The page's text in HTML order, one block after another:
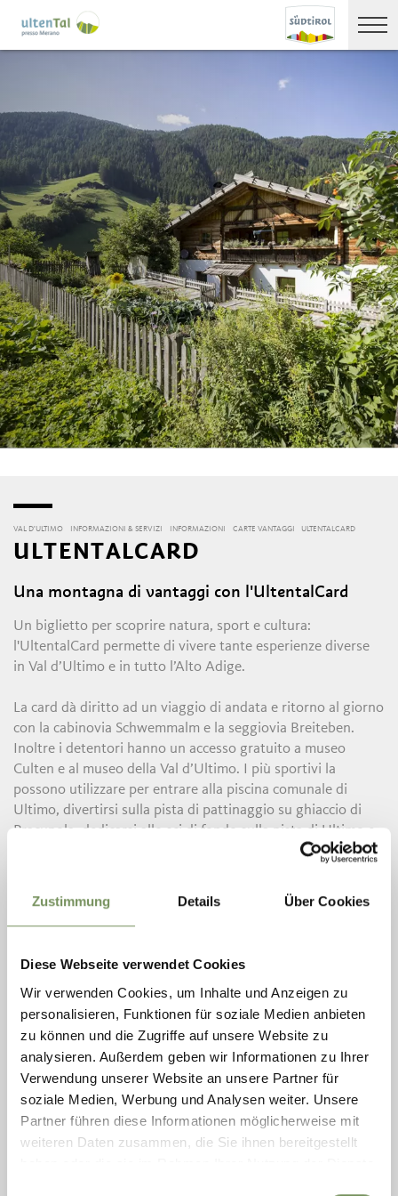
Zustimmung Details Über Cookies
Diese Webseite verwendet Cookies
Wir verwenden Cookies, um Inhalte und Anzeigen zu
personalisieren, Funktionen für soziale Medien anbieten
zu können und die Zugriffe auf unsere Website zu
analysieren. Außerdem geben wir Informationen zu Ihrer
Verwendung unserer Website an unsere Partner für
soziale Medien, Werbung und Analysen weiter. Unsere
Partner führen diese Informationen möglicherweise mit
weiteren Daten zusammen, die Sie ihnen bereitgestellt
VAL D'ULTIMO INFORMAZIONI & SERVIZI INFORMAZIONI CARTE VANTAGGI ULTENTALCARD
ULTENTALCARD
Una montagna di vantaggi con l'UltentalCard
Un biglietto per scoprire natura, sport e cultura:
l'UltentalCard permette di vivere tante esperienze diverse
in Val d’Ultimo e in tutto l’Alto Adige.
La card dà diritto ad un viaggio di andata e ritorno al giorno
con la cabinovia Schwemmalm e la seggiovia Breiteben.
Inoltre i detentori hanno un accesso gratuito a museo
Culten e al museo della Val d’Ultimo. I più sportivi la
possono utilizzare per entrare alla piscina comunale di
Ultimo, divertirsi sulla pista di pattinaggio su ghiaccio di
Pracupola, dedicarsi allo sci di fondo sulla pista di Ultimo e
Ma non finisce qui: con l'UltentalCard si viaggia anche
gratis in tutto l’Alto Adige! La card permette infatti di
L'UltentalCard – inclusa nel prezzo della camera – vi viene
consegnata il giorno di arrivo ed è valida per tutta la durata
del soggiorno.
Un biglietto – tanti servizi*: i vantaggi
dell'UltentalCard
-utilizzo gratuito dei mezzi di trasporto pubblico in
tutto l’Alto Adige